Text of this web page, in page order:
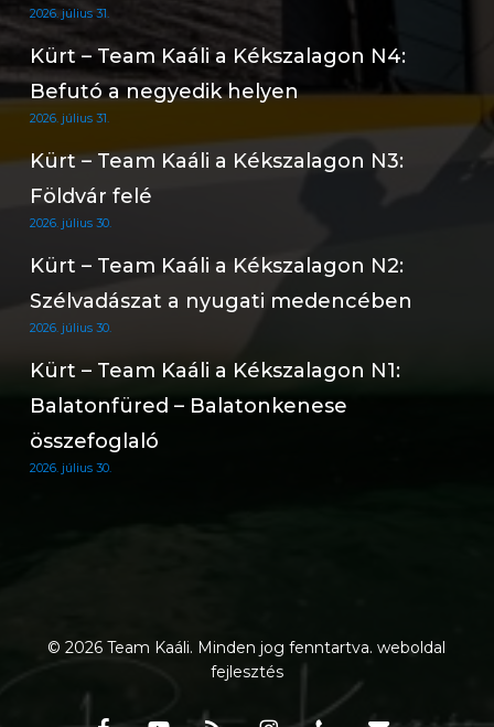
2026. július 31.
Kürt – Team Kaáli a Kékszalagon N4:
Befutó a negyedik helyen
2026. július 31.
Kürt – Team Kaáli a Kékszalagon N3:
Földvár felé
2026. július 30.
Kürt – Team Kaáli a Kékszalagon N2:
Szélvadászat a nyugati medencében
2026. július 30.
Kürt – Team Kaáli a Kékszalagon N1:
Balatonfüred – Balatonkenese
összefoglaló
2026. július 30.
© 2026 Team Kaáli. Minden jog fenntartva.weboldal
fejlesztés